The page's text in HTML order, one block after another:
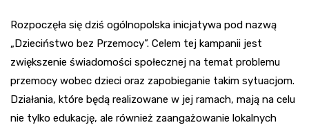
Rozpoczęła się dziś ogólnopolska inicjatywa pod nazwą
„Dzieciństwo bez Przemocy”. Celem tej kampanii jest
zwiększenie świadomości społecznej na temat problemu
przemocy wobec dzieci oraz zapobieganie takim sytuacjom.
Działania, które będą realizowane w jej ramach, mają na celu
nie tylko edukację, ale również zaangażowanie lokalnych